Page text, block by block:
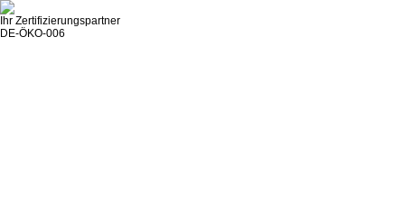
Ihr Zertifizierungspartner
DE-ÖKO-006